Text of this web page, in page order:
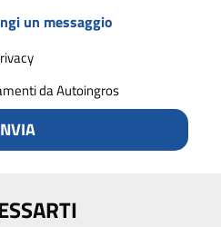
un messaggio
da Autoingros